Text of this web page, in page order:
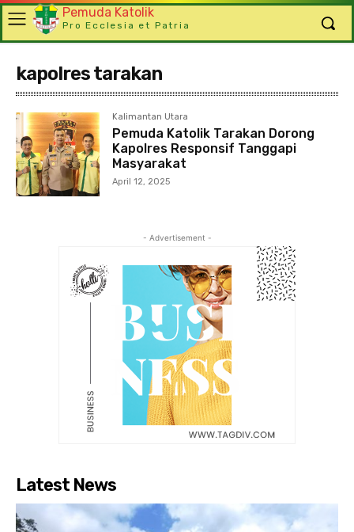
Pemuda Katolik
Pro Ecclesia et Patria
kapolres tarakan
Kalimantan Utara
Pemuda Katolik Tarakan Dorong
Kapolres Responsif Tanggapi
Masyarakat
April 12, 2025
- Advertisement -
Latest News